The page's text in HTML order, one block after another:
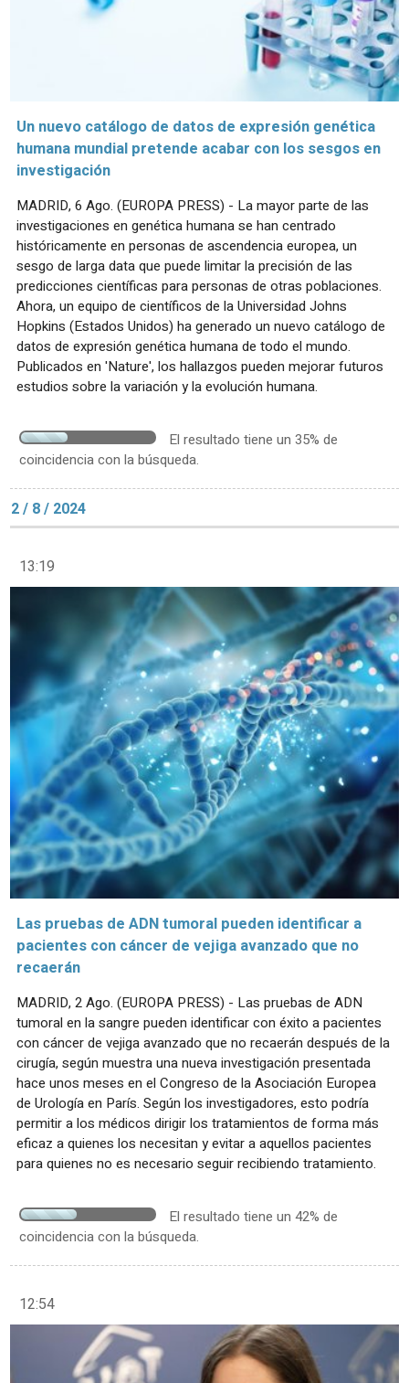
Un nuevo catálogo de datos de expresión genética
humana mundial pretende acabar con los sesgos en
investigación
MADRID, 6 Ago. (EUROPA PRESS) - La mayor parte de las
investigaciones en genética humana se han centrado
históricamente en personas de ascendencia europea, un
sesgo de larga data que puede limitar la precisión de las
predicciones científicas para personas de otras poblaciones.
Ahora, un equipo de científicos de la Universidad Johns
Hopkins (Estados Unidos) ha generado un nuevo catálogo de
datos de expresión genética humana de todo el mundo.
Publicados en 'Nature', los hallazgos pueden mejorar futuros
estudios sobre la variación y la evolución humana.
El resultado tiene un 35% de
coincidencia con la búsqueda.
2 / 8 / 2024
13:19
Las pruebas de ADN tumoral pueden identificar a
pacientes con cáncer de vejiga avanzado que no
recaerán
MADRID, 2 Ago. (EUROPA PRESS) - Las pruebas de ADN
tumoral en la sangre pueden identificar con éxito a pacientes
con cáncer de vejiga avanzado que no recaerán después de la
cirugía, según muestra una nueva investigación presentada
hace unos meses en el Congreso de la Asociación Europea
de Urología en París. Según los investigadores, esto podría
permitir a los médicos dirigir los tratamientos de forma más
eficaz a quienes los necesitan y evitar a aquellos pacientes
para quienes no es necesario seguir recibiendo tratamiento.
El resultado tiene un 42% de
coincidencia con la búsqueda.
12:54